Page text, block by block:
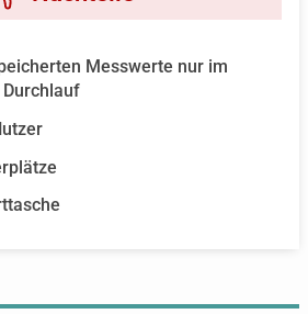
Messwerte nur im